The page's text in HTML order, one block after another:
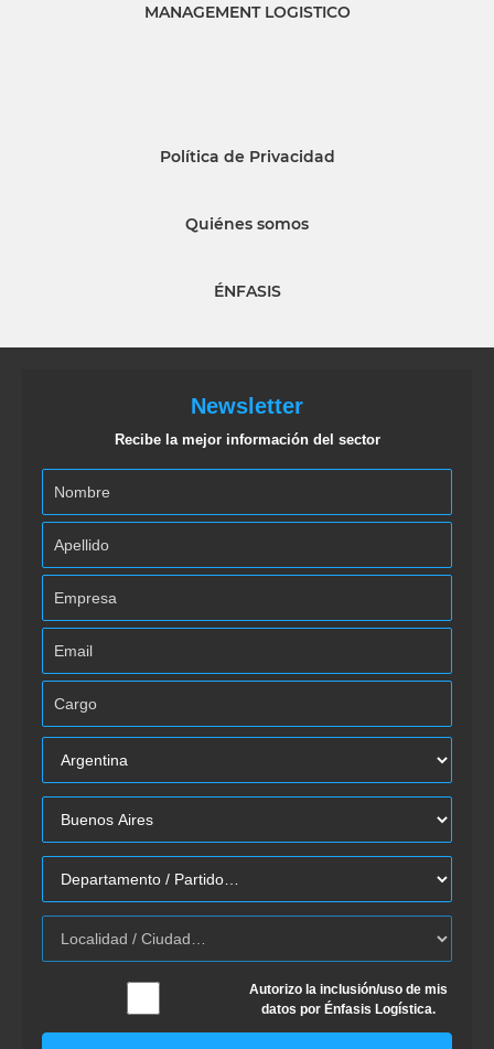
MANAGEMENT LOGISTICO
Política de Privacidad
Quiénes somos
ÉNFASIS
Newsletter
Recibe la mejor información del sector
Autorizo la inclusión/uso de mis
datos por Énfasis Logística.